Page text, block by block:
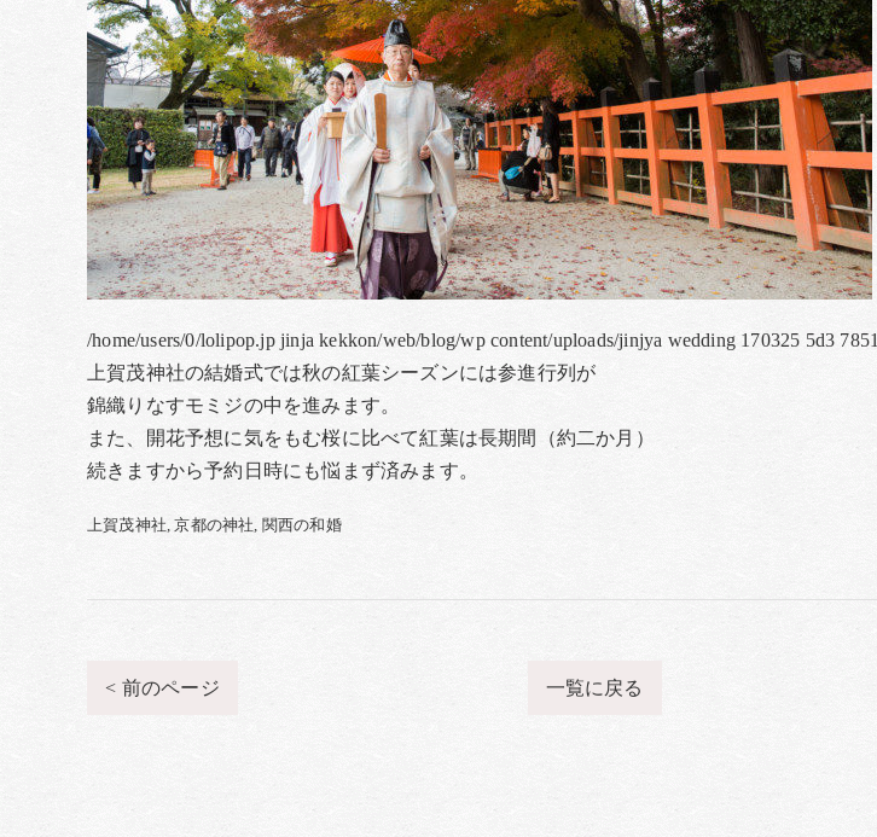
/home/users/0/lolipop.jp jinja kekkon/web/blog/wp content/uploads/jinjya wedding 170325 5d3 7851
上賀茂神社の結婚式では秋の紅葉シーズンには参進行列が
錦織りなすモミジの中を進みます。
また、開花予想に気をもむ桜に比べて紅葉は長期間（約二か月）
続きますから予約日時にも悩まず済みます。
上賀茂神社 京都の神社 関西の和婚
< 前のページ 一覧に戻る